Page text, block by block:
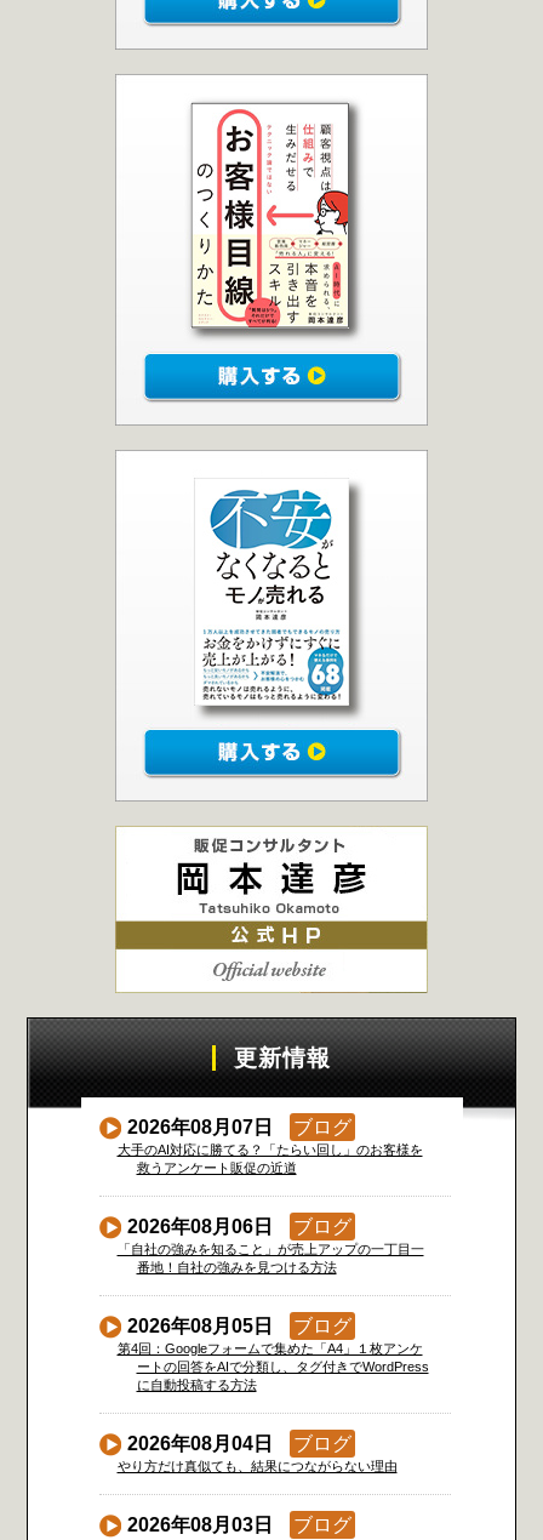
更新情報
2026年08月07日 ブログ
大手のAI対応に勝てる？「たらい回し」のお客様を
救うアンケート販促の近道
2026年08月06日 ブログ
「自社の強みを知ること」が売上アップの一丁目一
番地！自社の強みを見つける方法
2026年08月05日 ブログ
第4回：Googleフォームで集めた「A4」１枚アンケ
ートの回答をAIで分類し、タグ付きでWordPress
に自動投稿する方法
2026年08月04日 ブログ
やり方だけ真似ても、結果につながらない理由
2026年08月03日 ブログ